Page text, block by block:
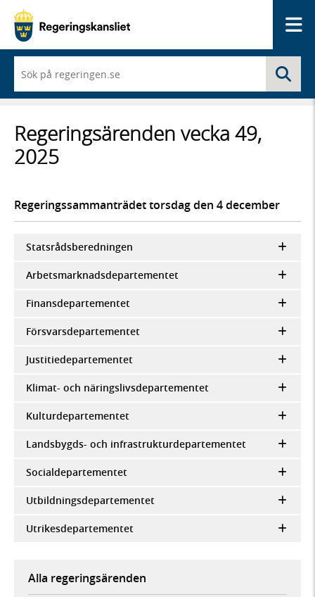
du
börjar
skriva
framträder
en
lista
Regeringsärenden vecka 49,
2025
Regeringssammanträdet torsdag den 4 december
Statsrådsberedningen
Arbetsmarknadsdepartementet
Finansdepartementet
Försvarsdepartementet
Justitiedepartementet
Klimat- och näringslivsdepartementet
Kulturdepartementet
Landsbygds- och infrastrukturdepartementet
Socialdepartementet
Utbildningsdepartementet
Utrikesdepartementet
Alla regeringsärenden